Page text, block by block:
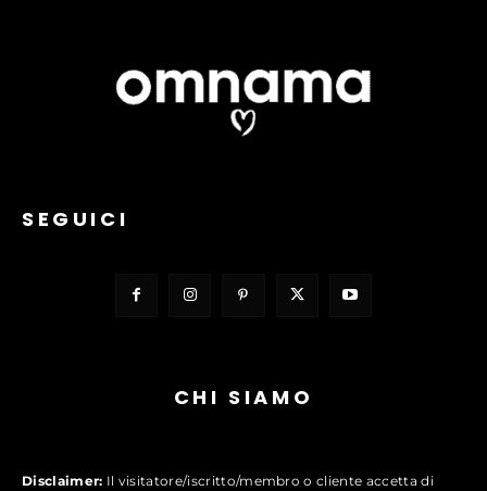
SEGUICI
CHI SIAMO
Disclaimer: Il visitatore/iscritto/membro o cliente accetta di